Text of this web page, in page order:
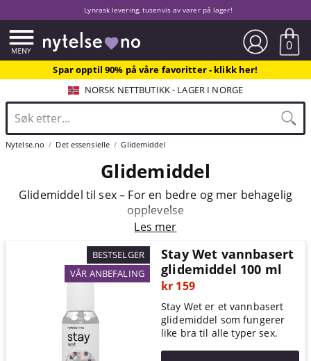
Lynrask levering, tusenvis av varer på lager!
0
Spar opptil 90% på våre favoritter - klikk her!
NORSK NETTBUTIKK - LAGER I NORGE
Nytelse.no Det essensielle Glidemiddel
Glidemiddel
Glidemiddel til sex – For en bedre og mer behagelig
opplevelse
Les mer
BESTSELGER
VÅR ANBEFALING
Stay Wet vannbasert
glidemiddel 100 ml
kr 159
Stay Wet er et vannbasert
glidemiddel som fungerer
like bra til alle typer sex.